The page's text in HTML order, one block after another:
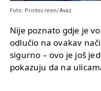
Foto: Printscreen/Avaz
Nije poznato gdje je
odlučio na ovakav
sigurno – ovo je još
pokazuju da na